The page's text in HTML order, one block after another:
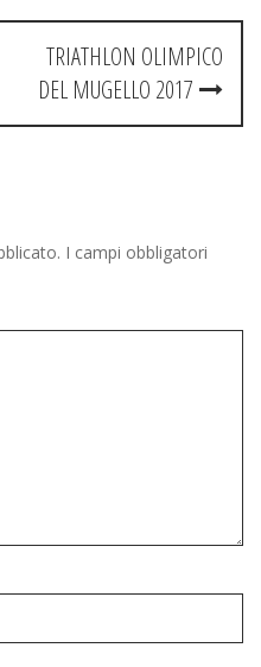
TRIATHLON OLIMPICO
DEL MUGELLO 2017
I campi obbligatori